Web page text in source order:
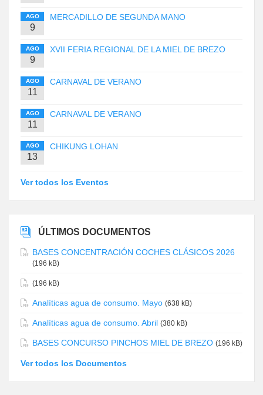
AGO
9
MERCADILLO DE SEGUNDA MANO
AGO
9
XVII FERIA REGIONAL DE LA MIEL DE BREZO
AGO
11
CARNAVAL DE VERANO
AGO
11
CARNAVAL DE VERANO
AGO
13
CHIKUNG LOHAN
Ver todos los Eventos
ÚLTIMOS DOCUMENTOS
BASES CONCENTRACIÓN COCHES CLÁSICOS 2026
(196 kB)
(196 kB)
Analíticas agua de consumo. Mayo (638 kB)
Analíticas agua de consumo. Abril (380 kB)
BASES CONCURSO PINCHOS MIEL DE BREZO (196 kB)
Ver todos los Documentos